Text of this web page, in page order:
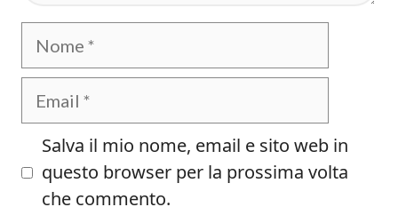
Nome
Email
Salva il mio nome, email e sito web in
questo browser per la prossima volta
che commento.